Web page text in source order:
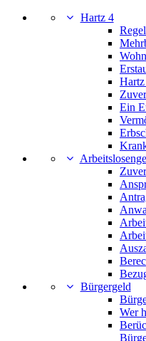
Hartz 4
Ein
Bürgergeld
Wer